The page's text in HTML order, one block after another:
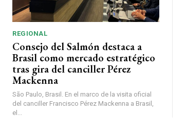
REGIONAL
Consejo del Salmón destaca a
Brasil como mercado estratégico
tras gira del canciller Pérez
Mackenna
São Paulo, Brasil. En el marco de la visita oficial
del canciller Francisco Pérez Mackenna a Brasil,
el...